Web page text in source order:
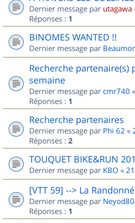
Dernier message par utagawa
Réponses : 1
BINOMES WANTED !!
Dernier message par
Recherche partenaire(s)
semaine
Dernier message par cmr740 «
Réponses : 1
Recherche partenaires
Dernier message par Phi 62 «
Réponses : 2
TOUQUET BIKE&RUN
Dernier message par KBO «
[VTT 59] --> La
Dernier message par Neyod80
Réponses : 1